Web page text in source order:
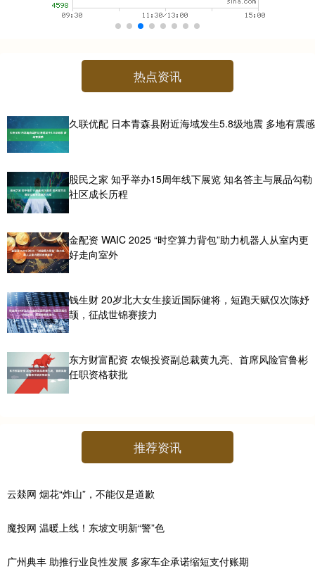
热点资讯
久联优配 日本青森县附近海域发生5.8级地震 多地有震感
股民之家 知乎举办15周年线下展览 知名答主与展品勾勒
社区成长历程
金配资 WAIC 2025 “时空算力背包”助力机器人从室内更
好走向室外
钱生财 20岁北大女生接近国际健将，短跑天赋仅次陈妤
颉，征战世锦赛接力
东方财富配资 农银投资副总裁黄九亮、首席风险官鲁彬
任职资格获批
推荐资讯
云燚网 烟花“炸山”，不能仅是道歉
魔投网 温暖上线！东坡文明新“警”色
广州典丰 助推行业良性发展 多家车企承诺缩短支付账期